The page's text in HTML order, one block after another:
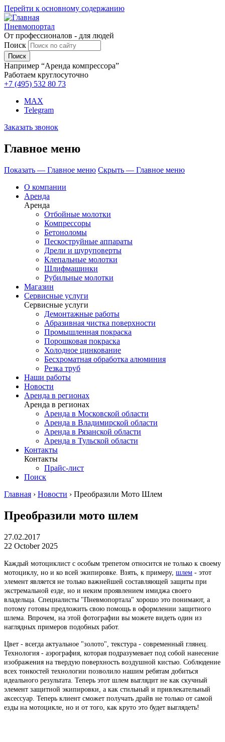
Перейти к основному содержанию
Пневмопортал
От профессионалов - для людей
Поиск
Например “Аренда компрессора”
Работаем круглосуточно
+7 (495) 532 80 73
MAX
Telegram
Заказать звонок
Главное меню
Показать — Главное меню Скрыть — Главное меню
О компании
Аренда
Аренда
Отбойные молотки
Компрессоры
Бетоноломы
Пескоструйные аппараты
Дрели и шуруповерты
Клепальные молотки
Шлифмашинки
Рубильные молотки
Магазин
Сервисные услуги
Сервисные услуги
Демонтажные работы
Абразивная чистка поверхности
Промышленная покраска
Порошковая покраска
Холодное цинкование
Бесхроматная обработка алюминия
Резка труб
Наши работы
Новости
Аренда в регионах
Аренда в регионах
Аренда в Московской области
Аренда в Владимирской области
Аренда в Рязанской области
Аренда в Тульской области
Контакты
Контакты
Прайс-лист
Поиск
Главная › Новости › Преобразили Мото Шлем
Преобразили мото шлем
27.02.2017
22 October 2025
Каждый мотоциклист с особым трепетом относится не только к своему
мотоциклу, но и ко всей экипировке. Взять, к примеру, шлем - этот
элемент является не только важнейшей составляющей защиты при
экстремальной езде, но и неким проявлением имиджа своего
владельца. Специалисты "Пневмопортала" хорошо это понимают, а
потому готовы предложить свою помощь в оформлении защитного
шлема. Впрочем, на этой фотографии вы можете видеть один из
наглядных примеров подобных работ.
Цвет - всегда актуальное "золото", текстура - современный глянец.
Технология - аэрография, которая подразумевает под собой нанесение
изображения на твердую поверхность воздушной кистью. Соблюдение
всех тонкостей технологии позволило нашим ребятам добиться
идеального результата. Теперь этот шлем выглядит не как скучный
элемент защитной экипировки, а как стильный и привлекательный
аксессуар. Теперь клиент сможет получать драйв не только от самой
езды на мотоцикле, но и от того, как круто это будет выглядеть!